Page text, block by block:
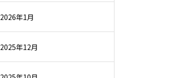
2026年1月
2025年12月